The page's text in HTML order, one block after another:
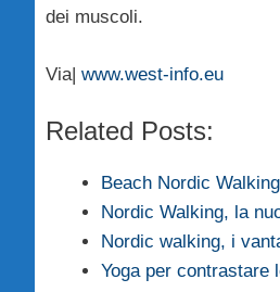
dei muscoli.
Via| www.west-info.eu
Related Posts:
Beach Nordic
Nordic Walking, la
Nordic walking, i
Yoga per contrastare